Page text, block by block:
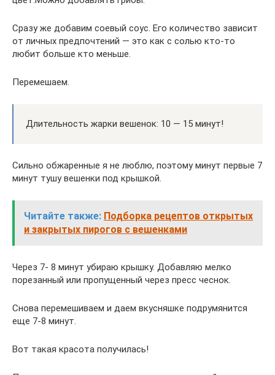
Сразу же добавим соевый соус. Его количество зависит
от личных предпочтений — это как с солью кто-то
любит больше кто меньше.
Перемешаем.
Длительность жарки вешенок: 10 — 15 минут!
Сильно обжаренные я не люблю, поэтому минут первые 7
минут тушу вешенки под крышкой.
Читайте также: Подборка рецептов открытых
и закрытых пирогов с вешенками
Через 7- 8 минут убираю крышку. Добавляю мелко
порезанный или пропущенный через пресс чеснок.
Снова перемешиваем и даем вкусняшке подрумянится
еще 7-8 минут.
Вот такая красота получилась!